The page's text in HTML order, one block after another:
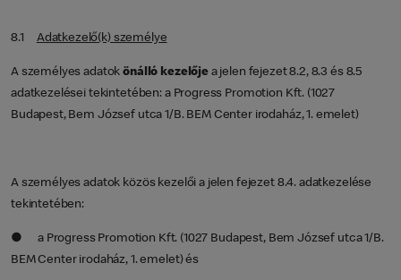
8.1 Adatkezelő(k) személye
A személyes adatokönálló kezelőjea jelen fejezet 8.2, 8.3 és 8.5
adatkezelései tekintetében: a Progress Promotion Kft. (1027
Budapest, Bem József utca 1/B. BEM Center irodaház, 1. emelet)
A személyes adatok közös kezelői a jelen fejezet 8.4. adatkezelése
tekintetében:
● a Progress Promotion Kft. (1027 Budapest, Bem József utca 1/B.
BEM Center irodaház, 1. emelet) és